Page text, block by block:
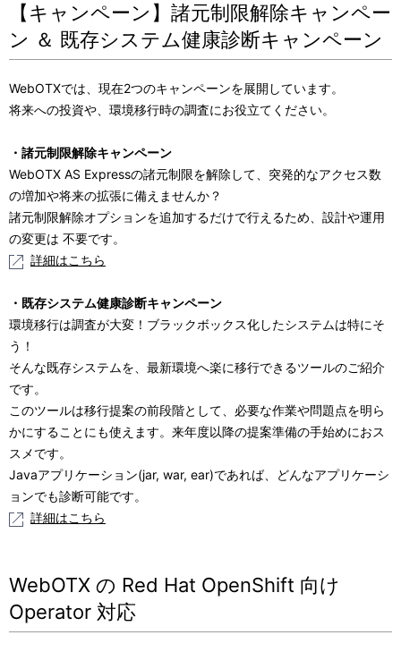
【キャンペーン】諸元制限解除キャンペー
ン ＆ 既存システム健康診断キャンペーン
WebOTXでは、現在2つのキャンペーンを展開しています。
将来への投資や、環境移行時の調査にお役立てください。
・諸元制限解除キャンペーン
WebOTX AS Expressの諸元制限を解除して、突発的なアクセス数
の増加や将来の拡張に備えませんか？
諸元制限解除オプションを追加するだけで行えるため、設計や運用
の変更は 不要です。
詳細はこちら
・既存システム健康診断キャンペーン
環境移行は調査が大変！ブラックボックス化したシステムは特にそ
う！
そんな既存システムを、最新環境へ楽に移行できるツールのご紹介
です。
このツールは移行提案の前段階として、必要な作業や問題点を明ら
かにすることにも使えます。来年度以降の提案準備の手始めにおス
スメです。
Javaアプリケーション(jar, war, ear)であれば、どんなアプリケーシ
ョンでも診断可能です。
詳細はこちら
WebOTX の Red Hat OpenShift 向け
Operator 対応